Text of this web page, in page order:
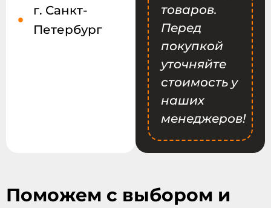
г. Санкт-
Петербург
товаров.
Перед
покупкой
уточняйте
стоимость у
наших
менеджеров!
Поможем с выбором и